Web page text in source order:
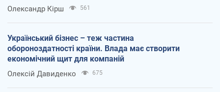
Олександр Кірш 561
Український бізнес – теж частина
обороноздатності країни. Влада має створити
економічний щит для компаній
Олексій Давиденко 675